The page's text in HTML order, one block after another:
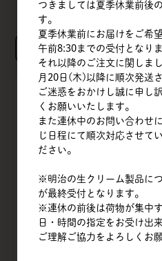
TOP
会社概要
商品一覧
クイックオーダー
よくある質問
つきましては夏季休業前後
す。
夏季休業前にお届けをご希
午前8:30までの受付となりま
それ以降のご注文に関しま
月20日(木)以降に順次発送
ご迷惑をおかけし誠に申し
くお願いいたします。
また連休中のお問い合わせ
じ日程にて順次対応させて
ださい。
※明治の生クリーム製品に
が最終受付となります。
※連休の前後は荷物が集中
日・時間の指定をお受け出
ご理解ご協力をよろしくお